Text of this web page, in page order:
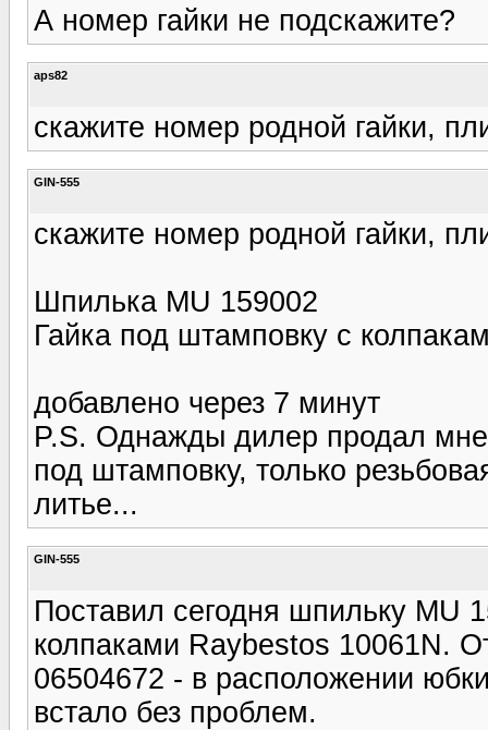
А номер гайки не подскажите?
aps82
скажите номер родной гайки,
GIN-555
скажите номер родной гайки,
Шпилька MU 159002
Гайка под штамповку с
добавлено через 7 минут
P.S. Однажды дилер продал
под штамповку, только
литье...
GIN-555
Поставил сегодня шпильку MU
колпаками Raybestos 10061N.
06504672 - в расположении
встало без проблем.